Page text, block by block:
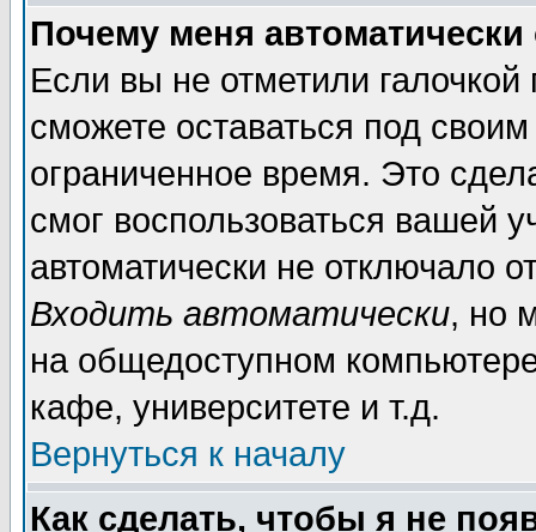
Почему меня автоматически
Если вы не отметили галочкой
сможете оставаться под
ограниченное время. Это
смог воспользоваться вашей
автоматически не отключало
Входить автоматически, но
на общедоступном
кафе, университете и т.д.
Вернуться к началу
Как сделать, чтобы я не